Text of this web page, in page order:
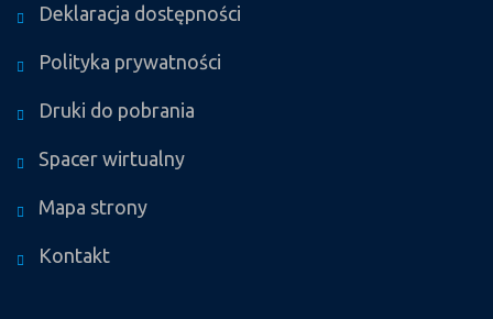
Deklaracja dostępności
Polityka prywatności
Druki do pobrania
Spacer wirtualny
Mapa strony
Kontakt